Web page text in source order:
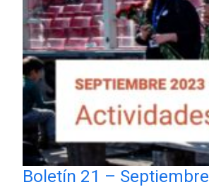
Boletín 21 – Septiembre